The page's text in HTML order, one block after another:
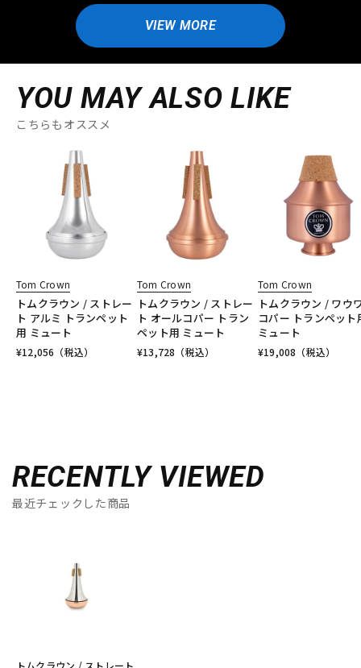
VIEW MORE
YOU MAY ALSO LIKE
こちらもオススメ
Tom Crown
トムクラウン / ストレー
ト アルミ トランペット
用 ミュート
¥12,056 （税込）
Tom Crown
トムクラウン / ストレー
ト オールコパー トラン
ペット用 ミュート
¥13,728 （税込）
Tom Crown
トムクラウン / ワウ
コパー トランペット
ミュート
¥19,008 （税込）
RECENTLY VIEWED
最近チェックした商品